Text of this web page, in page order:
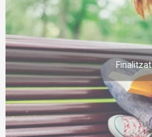
Finalitzat